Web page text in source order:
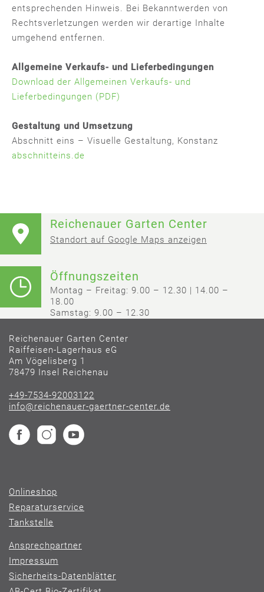
entsprechenden Hinweis. Bei Bekanntwerden von
Rechtsverletzungen werden wir derartige Inhalte
umgehend entfernen.
Allgemeine Verkaufs- und Lieferbedingungen
Download der Allgemeinen Verkaufs- und
Lieferbedingungen (PDF)
Gestaltung und Umsetzung
Abschnitt eins – Visuelle Gestaltung, Konstanz
abschnitteins.de
Reichenauer Garten Center
Standort auf Google Maps anzeigen
Öffnungszeiten
Montag – Freitag: 9.00 – 12.30 | 14.00 –
18.00
Samstag: 9.00 – 12.30
Reichenauer Garten Center
Raiffeisen-Lagerhaus eG
Am Vögelisberg 1
78479 Insel Reichenau
+49-7534-92003122
info@reichenauer-gaertner-center.de
Onlineshop
Reparaturservice
Tankstelle
Ansprechpartner
Impressum
Sicherheits-Datenblätter